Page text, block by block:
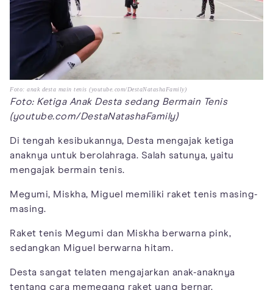
Foto: anak desta main tenis (youtube.com/DestaNatashaFamily)
Foto: Ketiga Anak Desta sedang Bermain Tenis
(youtube.com/DestaNatashaFamily)
Di tengah kesibukannya, Desta mengajak ketiga
anaknya untuk berolahraga. Salah satunya, yaitu
mengajak bermain tenis.
Megumi, Miskha, Miguel memiliki raket tenis masing-
masing.
Raket tenis Megumi dan Miskha berwarna pink,
sedangkan Miguel berwarna hitam.
Desta sangat telaten mengajarkan anak-anaknya
tentang cara memegang raket yang bernar.